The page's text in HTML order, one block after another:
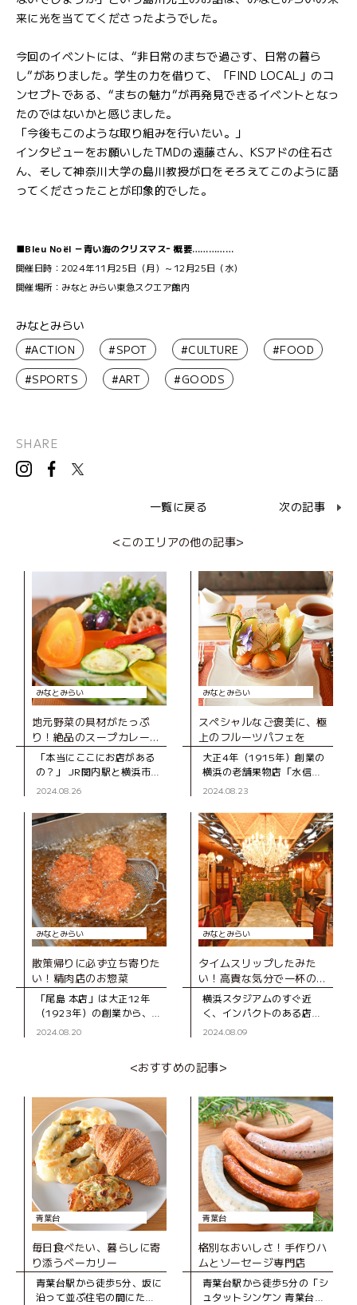
来に光を当ててくださったようでした。
今回のイベントには、“非日常のまちで過ごす、日常の暮ら
し”がありました。学生の力を借りて、「FIND LOCAL」のコ
ンセプトである、“まちの魅力”が再発見できるイベントとなっ
たのではないかと感じました。
「今後もこのような取り組みを行いたい。」
インタビューをお願いしたTMDの遠藤さん、KSアドの住石さ
ん、そして神奈川大学の島川教授が口をそろえてこのように語
ってくださったことが印象的でした。
■Bleu Noël －青い海のクリスマスｰ 概要……………
開催日時：2024年11月25日（月）～12月25日（水）
開催場所：みなとみらい東急スクエア館内
みなとみらい
#ACTION #SPOT #CULTURE
#FOOD
#SPORTS
#ART #GOODS
SHARE
一覧に戻る 次の記事
<このエリアの他の記事>
みなとみらい
地元野菜の具材がたっぷ
り！絶品のスープカレー専
門店「本当にここにお店がある
の？」 JR関内駅と横浜市営
地下鉄関内駅の間にあるビ
な場所にある
「KIFUKU」。 スープ
2024.08.26
みなとみらい
スペシャルなご褒美に、極
上のフルーツパフェを
大正4年（1915年）創業の
横浜の老舗果物店「水信」
が、2020年にオープンした
ー」。 フルーツで彩られた
芸術作品のような美しいパ
フェが開
2024.08.23
みなとみらい
散策帰りに必ず立ち寄りた
い！精肉店のお惣菜
「尾島 本店」は大正12年
（1923年）の創業から、地
元の台所を支えてきた精肉
2024.08.20
みなとみらい
タイムスリップしたみた
い！高貴な気分で一杯のコ
ーヒーを
横浜スタジアムのすぐ近
く、インパクトのある店名
や、入り口に立つ甲冑(かっ
2024.08.09
<おすすめの記事>
青葉台
毎日食べたい、暮らしに寄
り添うベーカリー
青葉台駅から徒歩5分、坂に
沿って並ぶ住宅の間にたた
青葉台
格別なおいしさ！手作りハ
ムとソーセージ専門店
青葉台駅から徒歩5分の「シ
ュタットシンケン 青葉台本